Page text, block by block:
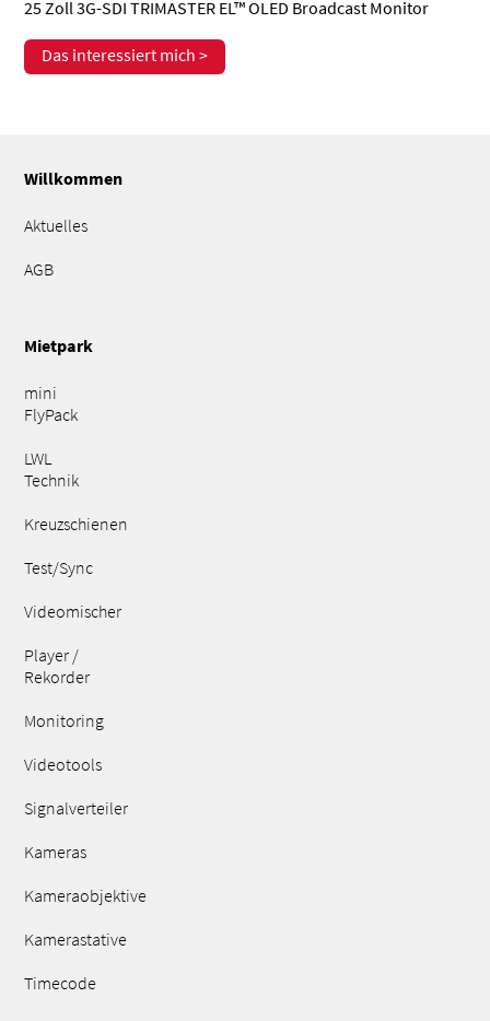
25 Zoll 3G-SDI TRIMASTER EL™ OLED Broadcast Monitor
Das interessiert mich >
Willkommen
Aktuelles
AGB
Mietpark
mini
FlyPack
LWL
Technik
Kreuzschienen
Test/Sync
Videomischer
Player /
Rekorder
Monitoring
Videotools
Signalverteiler
Kameras
Kameraobjektive
Kamerastative
Timecode